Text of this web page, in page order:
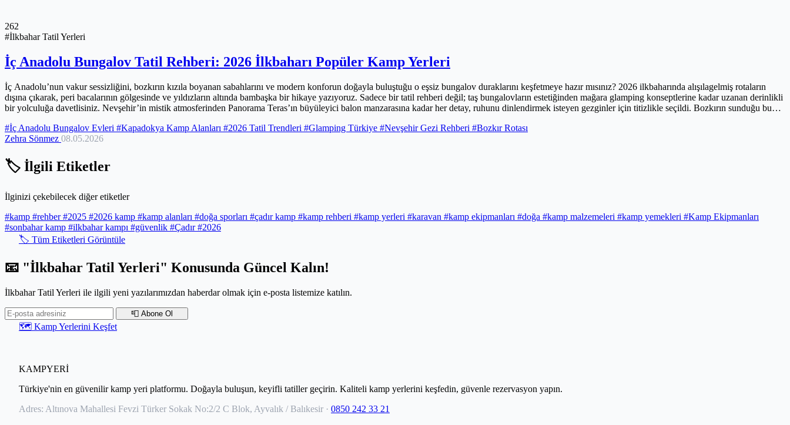
262
#İlkbahar Tatil Yerleri
İç Anadolu Bungalov Tatil Rehberi: 2026 İlkbaharı Popüler Kamp Yerleri
İç Anadolu’nun vakur sessizliğini, bozkırın kızıla boyanan sabahlarını ve modern konforun doğayla buluştuğu o eşsiz bungalov duraklarını keşfetmeye hazır mısınız? 2026 ilkbaharında alışılagelmiş rotaların
dışına çıkarak, peri bacalarının gölgesinde ve yıldızların altında bambaşka bir hikaye yazıyoruz. Sadece bir tatil rehberi değil; taş bungalovların estetiğinden mağara glamping konseptlerine kadar uzanan derinlikli
bir yolculuğa davetlisiniz. Nevşehir’in mistik atmosferinden Panorama Teras’ın büyüleyici balon manzarasına kadar her detay, ruhunu dinlendirmek isteyen gezginler için titizlikle seçildi. Bozkırın sunduğu bu
#İç Anadolu Bungalov Evleri #Kapadokya Kamp Alanları #2026 Tatil Trendleri #Glamping Türkiye #Nevşehir Gezi Rehberi #Bozkır Rotası
Zehra Sönmez 08.05.2026
🏷️ İlgili Etiketler
İlginizi çekebilecek diğer etiketler
#kamp #rehber#2025 #2026 kamp #kamp alanları #doğa sporları #çadır kamp #kamp rehberi #kamp yerleri #karavan #kamp ekipmanları #doğa #kamp malzemeleri #kamp yemekleri #Kamp Ekipmanları
#sonbahar kamp #ilkbahar kampı #güvenlik #Çadır#2026
🏷️ Tüm Etiketleri Görüntüle
📧 "İlkbahar Tatil Yerleri" Konusunda Güncel Kalın!
İlkbahar Tatil Yerleri ile ilgili yeni yazılarımızdan haberdar olmak için e-posta listemize katılın.
📮 Abone Ol
🗺️ Kamp Yerlerini Keşfet
KAMPYERİ
Türkiye'nin en güvenilir kamp yeri platformu. Doğayla buluşun, keyifli tatiller geçirin. Kaliteli kamp yerlerini keşfedin, güvenle rezervasyon yapın.
Adres: Altınova Mahallesi Fevzi Türker Sokak No:2/2 C Blok, Ayvalık / Balıkesir · 0850 242 33 21